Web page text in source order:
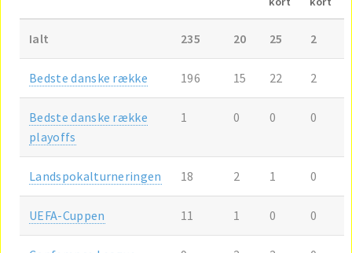
Ialt 235 20 25 2
Bedste danske række 196 15 22 2
Bedste danske række
playoffs
1 0 0 0
Landspokalturneringen 18 2 1 0
UEFA-Cuppen 11 1 0 0